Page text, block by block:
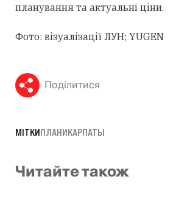
планування та актуальні ціни.
Фото: візуалізації ЛУН; YUGEN
Поділитися
МІТКИПЛАНИКАРПАТЫ
Читайте також